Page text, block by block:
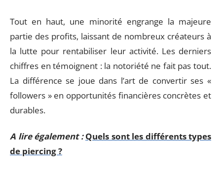
Tout en haut, une minorité engrange la majeure
partie des profits, laissant de nombreux créateurs à
la lutte pour rentabiliser leur activité. Les derniers
chiffres en témoignent : la notoriété ne fait pas tout.
La différence se joue dans l’art de convertir ses «
followers » en opportunités financières concrètes et
durables.
A lire également : Quels sont les différents types
de piercing ?